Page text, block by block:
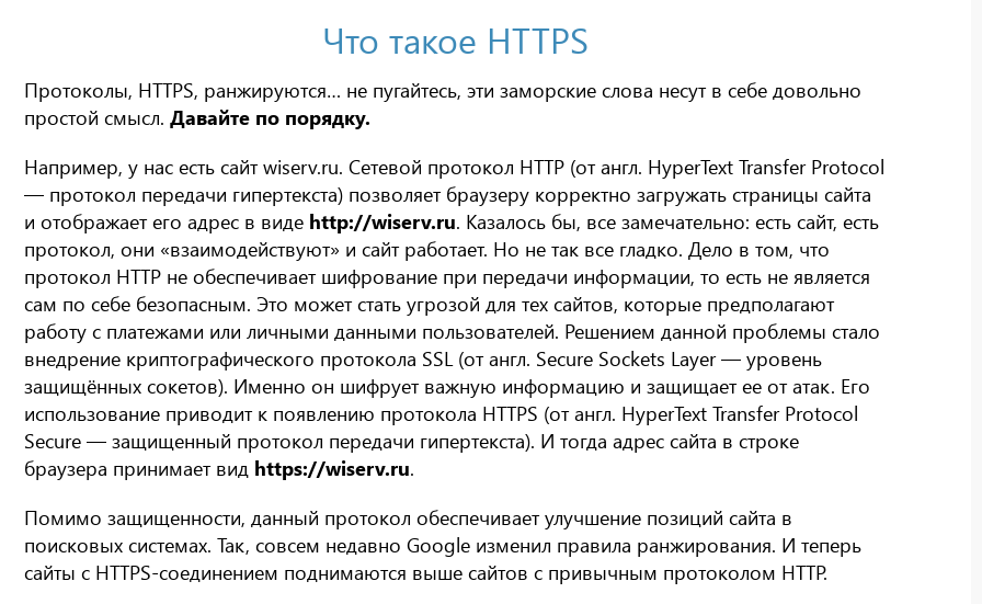
Что такое HTTPS
Протоколы, HTTPS, ранжируются… не пугайтесь, эти заморские слова несут в себе довольно
простой смысл. Давайте по порядку.
Например, у нас есть сайт wiserv.ru. Сетевой протокол HTTP (от англ. HyperText Transfer Protocol
— протокол передачи гипертекста) позволяет браузеру корректно загружать страницы сайта
и отображает его адрес в виде http://wiserv.ru. Казалось бы, все замечательно: есть сайт, есть
протокол, они «взаимодействуют» и сайт работает. Но не так все гладко. Дело в том, что
протокол HTTP не обеспечивает шифрование при передачи информации, то есть не является
сам по себе безопасным. Это может стать угрозой для тех сайтов, которые предполагают
работу с платежами или личными данными пользователей. Решением данной проблемы стало
внедрение криптографического протокола SSL (от англ. Secure Sockets Layer — уровень
защищённых cокетов). Именно он шифрует важную информацию и защищает ее от атак. Его
использование приводит к появлению протокола HTTPS (от англ. HyperText Transfer Protocol
Secure — защищенный протокол передачи гипертекста). И тогда адрес сайта в строке
браузера принимает вид https://wiserv.ru.
Помимо защищенности, данный протокол обеспечивает улучшение позиций сайта в
поисковых системах. Так, совсем недавно Google изменил правила ранжирования. И теперь
сайты с HTTPS-соединением поднимаются выше сайтов с привычным протоколом HTTP.